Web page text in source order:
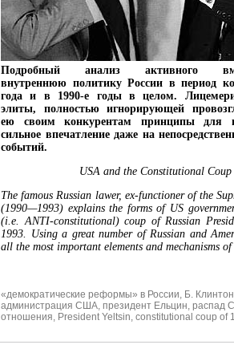
Подробный анализ активного
внутреннюю политику России в период
года и в 1990-е годы в целом.
элиты, полностью игнорирующей
ею своим конкурентам принципы для
сильное впечатление даже на
событий.
USA and the Constitutional
The famous Russian lawer, ex-functioner of the
(1990—1993) explains the forms of US
(i.e. ANTI-constitutional) coup of Russian
1993. Using a great number of Russian and
all the most important elements and mechanisms of
«демократические реформы» в России, Б. Клинтон
администрация США, президент Ельцин, распад
отношения, President Yeltsin, constitutional coup of